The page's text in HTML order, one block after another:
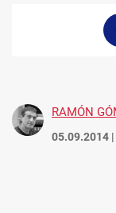
RAMÓN
05.09.2014